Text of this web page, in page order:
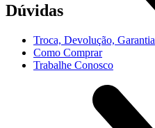
Dúvidas
Troca, Devolução, Garantia
Como Comprar
Trabalhe Conosco